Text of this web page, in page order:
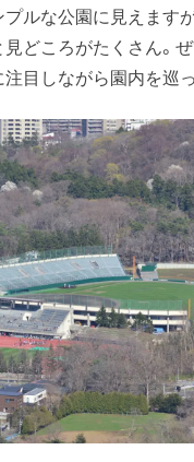
ルな公園に見えます
どころがたくさん。
目しながら園内を巡